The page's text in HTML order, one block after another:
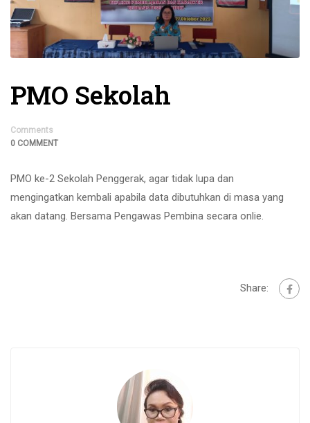
PMO Sekolah
Comments
0 COMMENT
PMO ke-2 Sekolah Penggerak, agar tidak lupa dan
mengingatkan kembali apabila data dibutuhkan di masa yang
akan datang. Bersama Pengawas Pembina secara onlie.
Share: